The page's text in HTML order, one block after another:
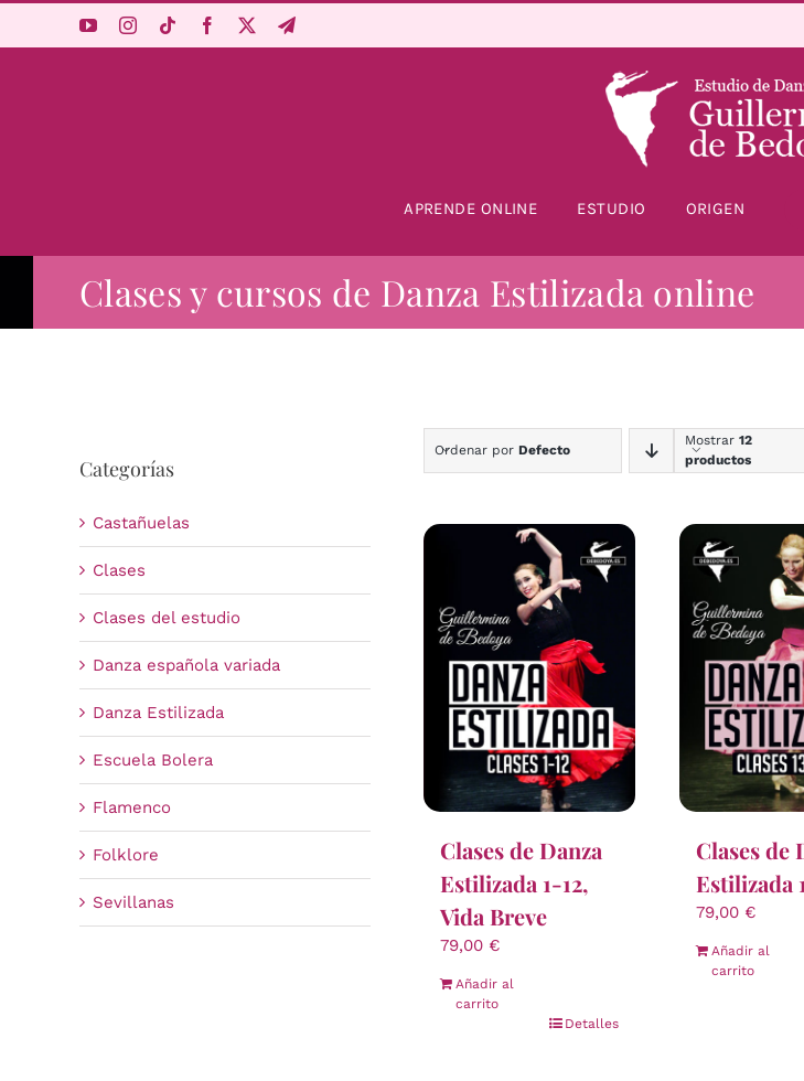
APRENDE ONLINE ESTUDIO ORIGEN
Clases y cursos de Danza Estilizada online
Categorías
Castañuelas
Clases
Clases del estudio
Danza española variada
Danza Estilizada
Escuela Bolera
Flamenco
Folklore
Sevillanas
Ordenar por Defecto
Mostrar 12
productos
Clases de Danza
Estilizada 1-12,
Vida Breve
79,00 €
Añadir al
carrito
Detalles
Clases de
Estilizada
79,00 €
Añadir al
carrito